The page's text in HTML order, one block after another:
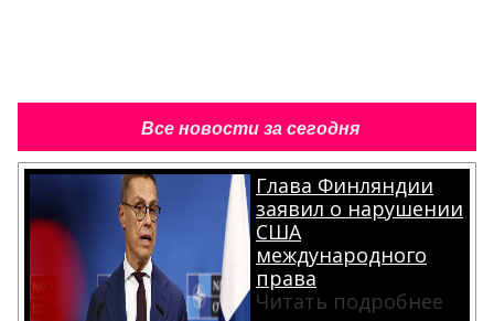
Все новости за сегодня
Глава Финляндии
заявил о нарушении
США
международного
права
Читать подробнее